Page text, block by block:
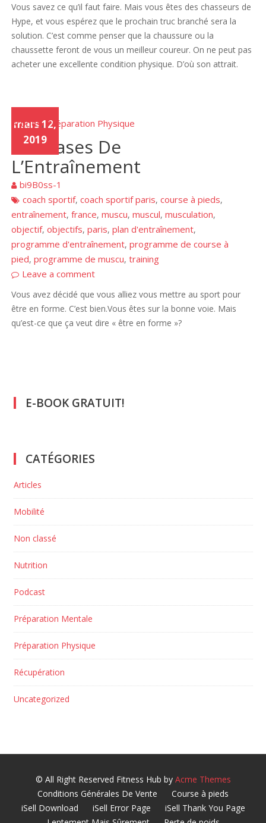
Vous savez ce qu’il faut faire. Mais vous êtes des chasseurs de
Hype, et vous espérez que le prochain truc branché sera la
solution. C’est comme penser que la chaussure ou la
chaussette feront de vous un meilleur coureur. On ne peut pas
acheter une excellente condition physique. D’où son attrait.
mars 12,
2019
Articles, Préparation Physique
Les Bases De
L’Entraînement
bi9B0ss-1
coach sportif,coach sportif paris,course à pieds,
entraînement,france,muscu,muscul,musculation,
objectif,objectifs,paris,plan d'entraînement,
programme d'entraînement,programme de course à
pied,programme de muscu,training
Leave a comment
Vous avez décidé que vous alliez vous mettre au sport pour
être en forme. C’est bien.Vous êtes sur la bonne voie. Mais
qu’est-ce que ça veut dire « être en forme »?
E-BOOK GRATUIT!
CATÉGORIES
Articles
Mobilité
Non classé
Nutrition
Podcast
Préparation Mentale
Préparation Physique
Récupération
Uncategorized
© All Right Reserved Fitness Hub by Acme Themes
Conditions Générales De Vente
Course à pieds
iSell Download
iSell Error Page
iSell Thank You Page